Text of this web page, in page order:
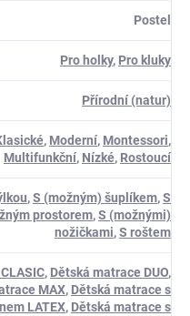
Postel
Pro holky, Pro kluky
Přírodní (natur)
, Moderní, Montessori,
Multifunkční, Nízké, Rostoucí
,S (možným) šuplíkem,S
prostorem,S (možnými)
nožičkami,S roštem
, Dětská matrace DUO,
MAX, Dětská matrace s
LATEX, Dětská matrace s